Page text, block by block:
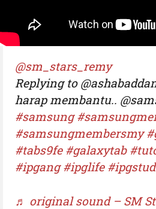
@sm_stars_remy
Replying to
harap membantu..
#samsung
#samsungmembersmy
#tabs9fe #galaxytab
#ipgang #ipglife
♬ original sound – SM